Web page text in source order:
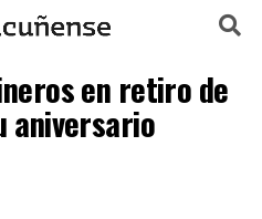
en retiro de
aniversario